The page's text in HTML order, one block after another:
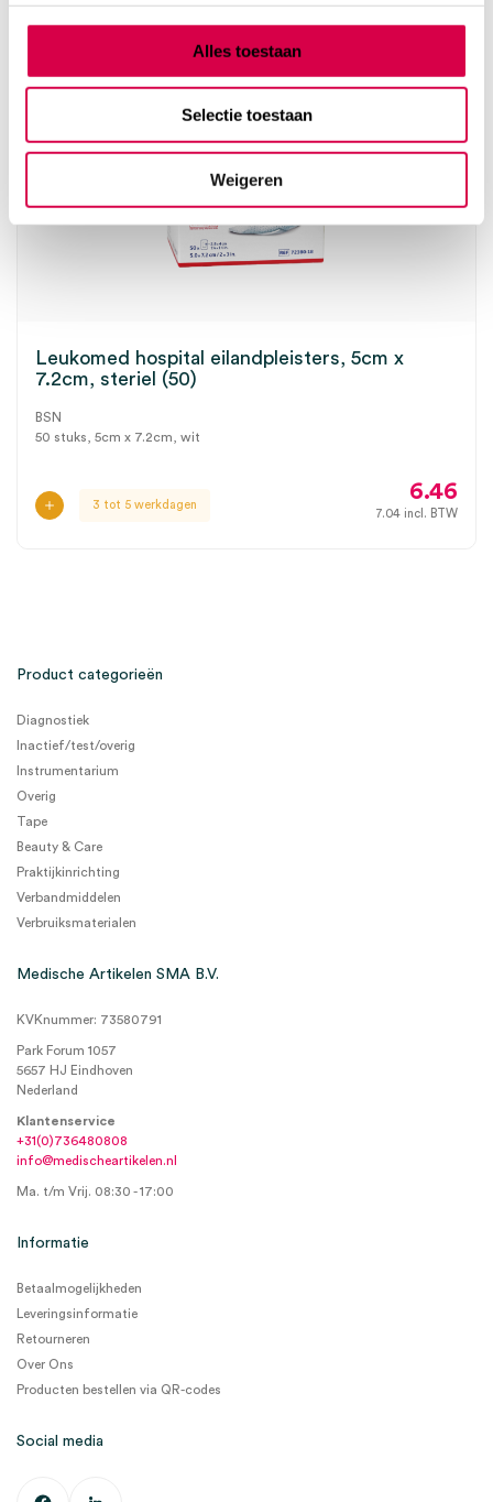
Alles toestaan
Selectie toestaan
Weigeren
Leukomed hospital eilandpleisters, 5cm x
7.2cm, steriel (50)
BSN
50 stuks, 5cm x 7.2cm, wit
3 tot 5 werkdagen
6.46
7.04 incl. BTW
Product categorieën
Diagnostiek
Inactief/test/overig
Instrumentarium
Overig
Tape
Beauty & Care
Praktijkinrichting
Verbandmiddelen
Verbruiksmaterialen
Medische Artikelen SMA B.V.
KVKnummer: 73580791
Park Forum 1057
5657 HJ Eindhoven
Nederland
Klantenservice
+31(0)736480808
info@medischeartikelen.nl
Ma. t/m Vrij. 08:30 - 17:00
Informatie
Betaalmogelijkheden
Leveringsinformatie
Retourneren
Over Ons
Producten bestellen via QR-codes
Social media